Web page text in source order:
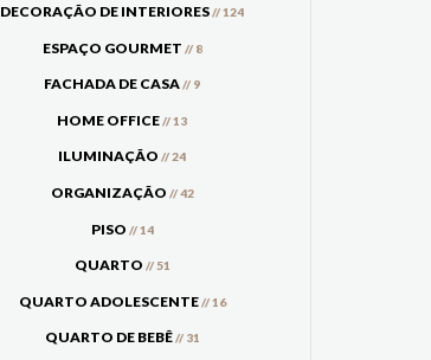
DECORAÇÃO DE INTERIORES// 124
ESPAÇO GOURMET // 8
FACHADA DE CASA// 9
HOME OFFICE// 13
ILUMINAÇÃO// 24
ORGANIZAÇÃO // 42
PISO // 14
QUARTO // 51
QUARTO ADOLESCENTE// 16
QUARTO DE BEBÊ// 31